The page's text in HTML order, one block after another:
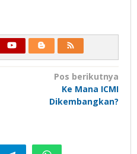
Pos berikutnya
Ke Mana ICMI
Dikembangkan?